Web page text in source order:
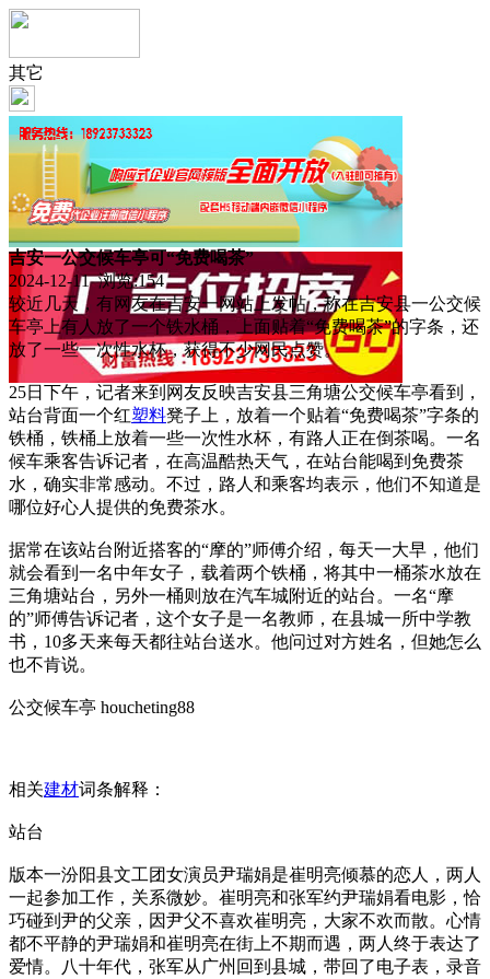
其它
吉安一公交候车亭可“免费喝茶”
2024-12-11 浏览:154
较近几天，有网友在吉安一网站上发帖，称在吉安县一公交候
车亭上有人放了一个铁水桶，上面贴着“免费喝茶”的字条，还
放了一些一次性水杯，获得不少网民点赞。
25日下午，记者来到网友反映吉安县三角塘公交候车亭看到，
站台背面一个红塑料凳子上，放着一个贴着“免费喝茶”字条的
铁桶，铁桶上放着一些一次性水杯，有路人正在倒茶喝。一名
候车乘客告诉记者，在高温酷热天气，在站台能喝到免费茶
水，确实非常感动。不过，路人和乘客均表示，他们不知道是
哪位好心人提供的免费茶水。
据常在该站台附近搭客的“摩的”师傅介绍，每天一大早，他们
就会看到一名中年女子，载着两个铁桶，将其中一桶茶水放在
三角塘站台，另外一桶则放在汽车城附近的站台。一名“摩
的”师傅告诉记者，这个女子是一名教师，在县城一所中学教
书，10多天来每天都往站台送水。他问过对方姓名，但她怎么
也不肯说。
公交候车亭 houcheting88
相关建材词条解释：
站台
版本一汾阳县文工团女演员尹瑞娟是崔明亮倾慕的恋人，两人
一起参加工作，关系微妙。崔明亮和张军约尹瑞娟看电影，恰
巧碰到尹的父亲，因尹父不喜欢崔明亮，大家不欢而散。心情
都不平静的尹瑞娟和崔明亮在街上不期而遇，两人终于表达了
爱情。八十年代，张军从广州回到县城，带回了电子表，录音